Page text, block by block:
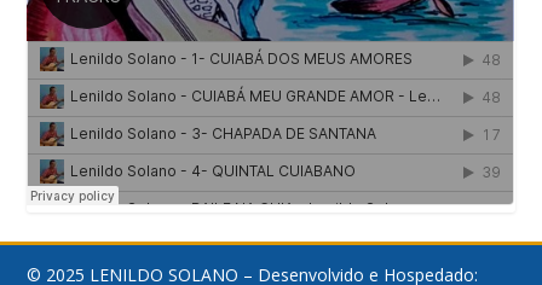
© 2025 LENILDO SOLANO – Desenvolvido e Hospedado: